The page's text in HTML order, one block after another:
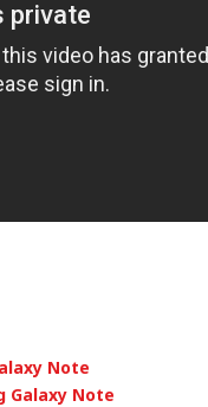
Note
Galaxy Note